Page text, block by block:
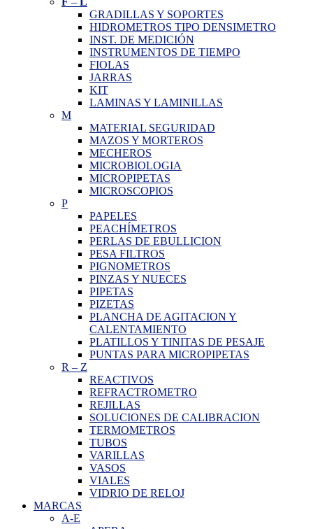
GRADILLAS Y SOPORTES
HIDROMETROS TIPO DENSIMETRO
INST. DE MEDICIÓN
INSTRUMENTOS DE TIEMPO
FIOLAS
JARRAS
KIT
LAMINAS Y LAMINILLAS
M
MATERIAL SEGURIDAD
MAZOS Y MORTEROS
MECHEROS
MICROBIOLOGIA
MICROPIPETAS
MICROSCOPIOS
P
PAPELES
PEACHÍMETROS
PERLAS DE EBULLICION
PESA FILTROS
PIGNOMETROS
PINZAS Y NUECES
PIPETAS
PIZETAS
PLANCHA DE AGITACION Y
CALENTAMIENTO
PLATILLOS Y TINITAS DE PESAJE
PUNTAS PARA MICROPIPETAS
R – Z
REACTIVOS
REFRACTROMETRO
REJILLAS
SOLUCIONES DE CALIBRACION
TERMOMETROS
TUBOS
VARILLAS
VASOS
VIALES
VIDRIO DE RELOJ
MARCAS
A-E